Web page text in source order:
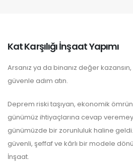
Kat Karşılığı İnşaat Yapımı
Arsanız ya da binanız değer kazansın,
güvenle adım atın.
Deprem riski taşıyan, ekonomik
günümüz ihtiyaçlarına cevap
günümüzde bir zorunluluk haline
güvenli, şeffaf ve kârlı bir modele
İnşaat.